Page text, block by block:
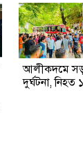
আলীকদমে
দুর্ঘটনা, নিহত ১